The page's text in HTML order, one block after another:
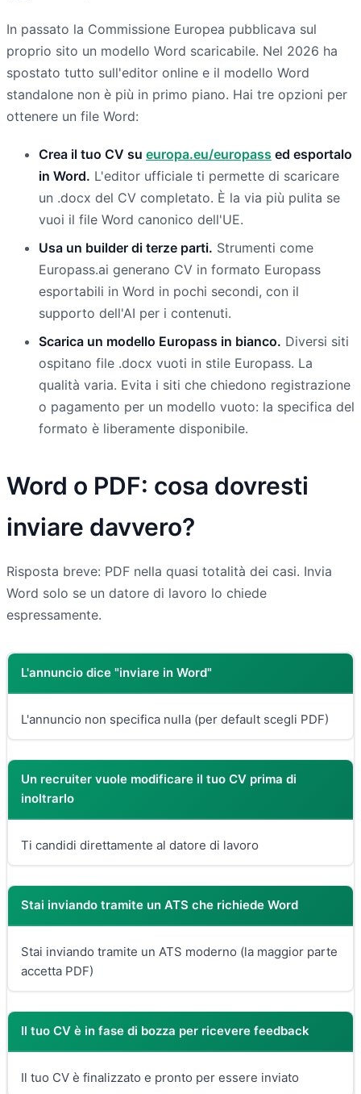
In passato la Commissione Europea pubblicava sul
proprio sito un modello Word scaricabile. Nel 2026 ha
spostato tutto sull'editor online e il modello Word
standalone non è più in primo piano. Hai tre opzioni per
ottenere un file Word:
Crea il tuo CV su europa.eu/europass ed esportalo
in Word. L'editor ufficiale ti permette di scaricare
un .docx del CV completato. È la via più pulita se
vuoi il file Word canonico dell'UE.
Usa un builder di terze parti. Strumenti come
Europass.ai generano CV in formato Europass
esportabili in Word in pochi secondi, con il
supporto dell'AI per i contenuti.
Scarica un modello Europass in bianco. Diversi siti
ospitano file .docx vuoti in stile Europass. La
qualità varia. Evita i siti che chiedono registrazione
o pagamento per un modello vuoto: la specifica del
formato è liberamente disponibile.
Word o PDF: cosa dovresti
inviare davvero?
Risposta breve: PDF nella quasi totalità dei casi. Invia
Word solo se un datore di lavoro lo chiede
espressamente.
L'annuncio dice "inviare in Word"
L'annuncio non specifica nulla (per default scegli PDF)
Un recruiter vuole modificare il tuo CV prima di
inoltrarlo
Ti candidi direttamente al datore di lavoro
Stai inviando tramite un ATS che richiede Word
Stai inviando tramite un ATS moderno (la maggior parte
accetta PDF)
Il tuo CV è in fase di bozza per ricevere feedback
Il tuo CV è finalizzato e pronto per essere inviato